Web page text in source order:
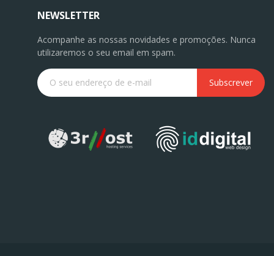
NEWSLETTER
Acompanhe as nossas novidades e promoções. Nunca
utilizaremos o seu email em spam.
Subscrever